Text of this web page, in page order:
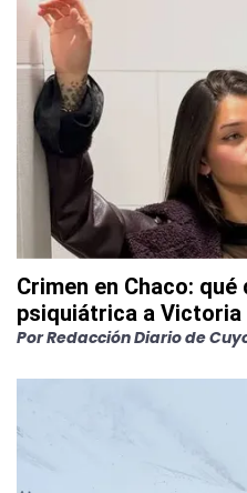
Crimen en Chaco:
psiquiátrica a Victoria
PorRedacción Diario de